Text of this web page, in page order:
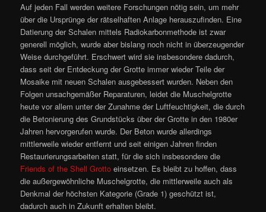
Auf jeden Fall werden weitere Forschungen nötig sein, um mehr
über die Ursprünge der rätselhaften Anlage herauszufinden. Eine
Datierung der Schalen mittels Radiokarbonmethode ist zwar
generell möglich, wurde aber bislang noch nicht in überzeugender
Weise durchgeführt. Erschwert wird sie insbesondere dadurch,
dass seit der Entdeckung der Grotte immer wieder Teile der
Mosaike mit neuen Schalen ausgebessert wurden. Neben den
Folgen unsachgemäßer Reparaturen, leidet die Muschelgrotte
heute vor allem unter der Zunahme der Luftfeuchtigkeit, die durch
die Betonierung des Grundstücks über der Grotte in den 1980er
Jahren hervorgerufen wurde. Der Beton wurde allerdings
mittlerweile wieder entfernt und seit einigen Jahren finden
Restaurierungsarbeiten statt, für die sich insbesondere die
Friends of the Shell Grotto einsetzen. Es bleibt zu hoffen, dass
die außergewöhnliche Muschelgrotte, die mittlerweile auch als
Denkmal der höchsten Kategorie (Grade 1) geschützt ist,
dadurch auch in Zukunft erhalten bleibt.